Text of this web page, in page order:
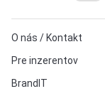
O nás / Kontakt
Pre inzerentov
BrandIT